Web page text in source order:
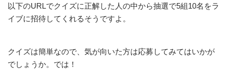
以下のURLでクイズに正解した人の中から抽選で5組10名をラ
イブに招待してくれるそうですよ。
クイズは簡単なので、気が向いた方は応募してみてはいかが
でしょうか。では！